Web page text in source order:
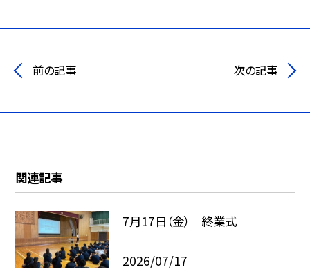
前の記事 次の記事
関連記事
7月17日（金） 終業式
2026/07/17